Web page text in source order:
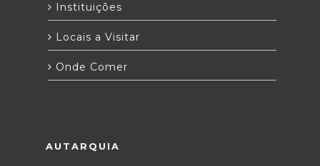
Instituições
Locais a Visitar
Onde Comer
AUTARQUIA